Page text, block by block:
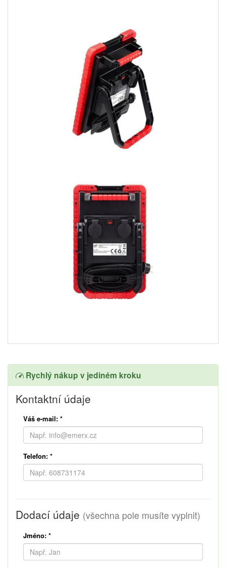
Rychlý nákup v jediném kroku
Kontaktní údaje
Váš e-mail: *
Telefon: *
Dodací údaje (všechna pole musíte vyplnit)
Jméno: *